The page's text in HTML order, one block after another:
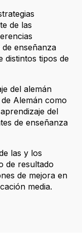
de las
enseñanza
distintos tipos de
del alemán
Alemán como
del
de enseñanza
las y los
de resultado
de mejora en
media.